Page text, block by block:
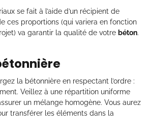
se fait à l’aide d’un récipient de
ces proportions (qui variera en fonction
va garantir la qualité de votre béton.
la bétonnière en respectant l’ordre :
Veillez à une répartition uniforme
un mélange homogène. Vous aurez
transférer les éléments dans la